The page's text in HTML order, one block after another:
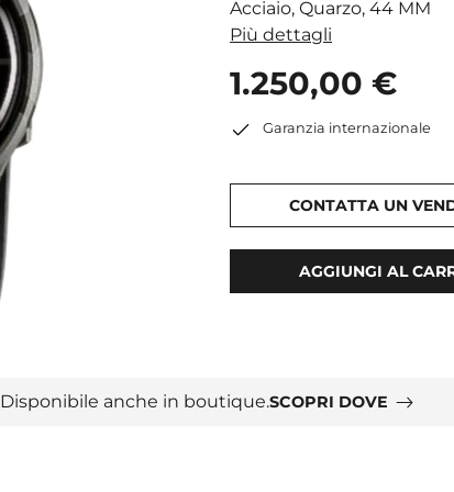
Acciaio, Quarzo, 44 MM
Più dettagli
1.250,00 €
Garanzia internazionale
CONTATTA UN
AGGIUNGI AL
Disponibile anche in boutique.SCOPRI DOVE